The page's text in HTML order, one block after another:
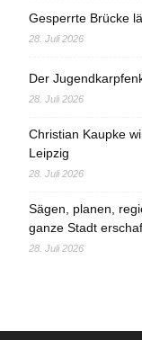
Gesperrte Brücke
28. Juli 2026
Der
28. Juli 2026
Christian Kaupke
Leipzig
28. Juli 2026
Sägen, planen,
ganze Stadt
28. Juli 2026